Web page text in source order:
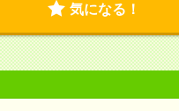
気になる！